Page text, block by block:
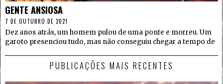
GENTE ANSIOSA
7 DE OUTUBRO DE 2021
Dez anos atrás, um homem pulou de uma ponte e morreu. Um
garoto presenciou tudo, mas não conseguiu chegar a tempo de
PUBLICAÇÕES MAIS RECENTES